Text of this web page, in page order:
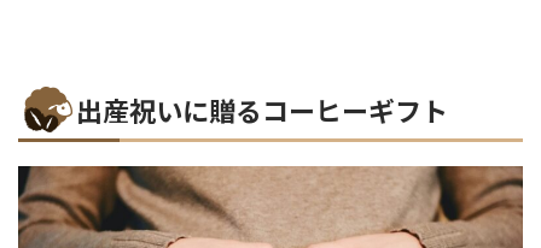
出産祝いに贈るコーヒーギフト